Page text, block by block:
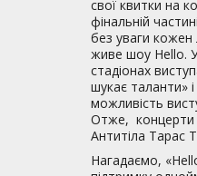
свої квитки на
фінальній
без уваги кожен
живе шоу Hello. У
стадіонах
шукає таланти»
можливість
Отже, концерти
Антитіла Тарас
Нагадаємо,